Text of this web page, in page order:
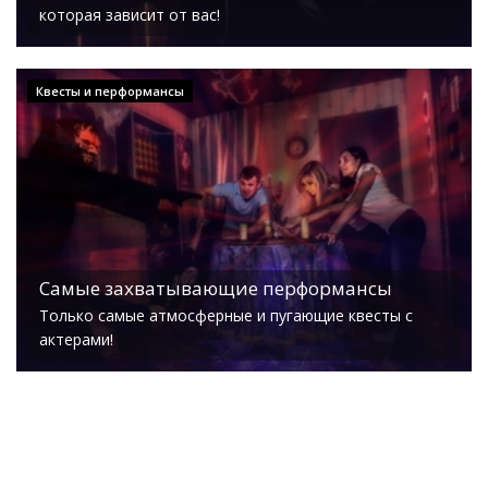
которая зависит от вас!
Квесты и перформансы
Самые захватывающие перформансы
Только самые атмосферные и пугающие квесты с
актерами!